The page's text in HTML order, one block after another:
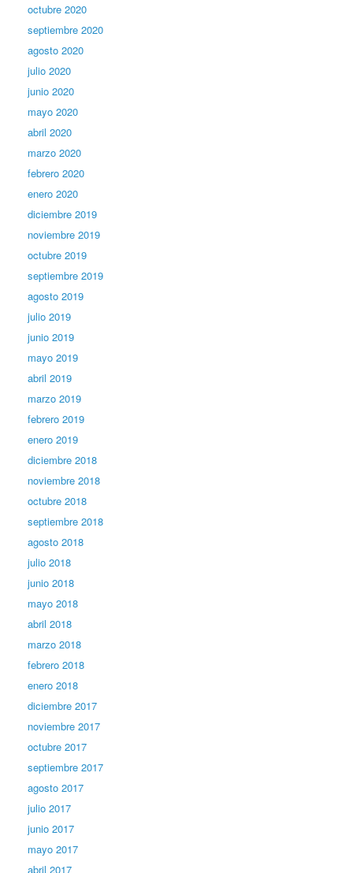
octubre 2020
septiembre 2020
agosto 2020
julio 2020
junio 2020
mayo 2020
abril 2020
marzo 2020
febrero 2020
enero 2020
diciembre 2019
noviembre 2019
octubre 2019
septiembre 2019
agosto 2019
julio 2019
junio 2019
mayo 2019
abril 2019
marzo 2019
febrero 2019
enero 2019
diciembre 2018
noviembre 2018
octubre 2018
septiembre 2018
agosto 2018
julio 2018
junio 2018
mayo 2018
abril 2018
marzo 2018
febrero 2018
enero 2018
diciembre 2017
noviembre 2017
octubre 2017
septiembre 2017
agosto 2017
julio 2017
junio 2017
mayo 2017
abril 2017